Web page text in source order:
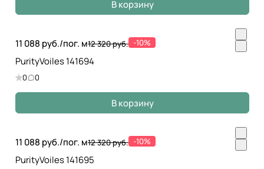
В корзину
11 088 руб./пог. м12 320 руб. -10%
PurityVoiles 141694
0 0
В корзину
11 088 руб./пог. м12 320 руб. -10%
PurityVoiles 141695